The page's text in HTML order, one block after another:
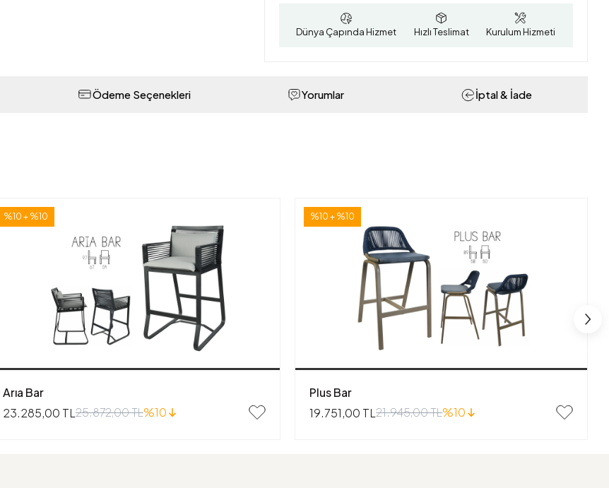
Dünya Çapında Hizmet Hızlı Teslimat Kurulum Hizmeti
Ödeme Seçenekleri Yorumlar İptal & İade
%10 + %10
Arıa Bar
23.285,00 TL25.872,00 TL%10
%10 + %10
Plus Bar
19.751,00 TL21.945,00 TL%10